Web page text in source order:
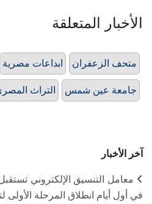
الأخبار المتعلقة
ابداعات مصرية متحف الزعفران
التراث جامعة عين شمس
آخر الأخبار
في أول أيام انطلاق المرحلة الأولى